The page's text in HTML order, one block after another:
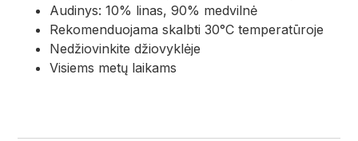
Audinys: 10% linas, 90% medvilnė
Rekomenduojama skalbti 30°C temperatūroje
Nedžiovinkite džiovyklėje
Visiems metų laikams